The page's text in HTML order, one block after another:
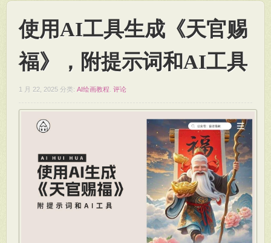
使用AI工具生成《天官赐
福》，附提示词和AI工具
1 月 22, 2025 分类: AI绘画教程 评论